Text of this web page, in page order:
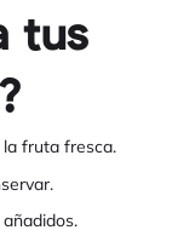
tus
fruta fresca.